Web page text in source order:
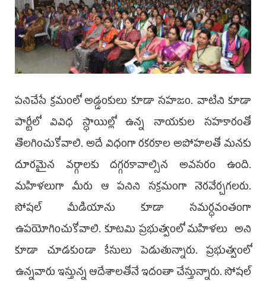
పనిచేసే క్రమంలో అడ్డంకులు కూడా సహజం. వాటిని కూడా
పార్టీలో వివిధ స్ధాయిల్లో ఉన్న నాయకుల సహకారంతో
తొలగించుకోవాలి. అదే విధంగా రకరకాల అపోహలతో మనకు
దూరమైన వర్గాలకు దగ్గరకావాల్సిన అవసరం ఉంది.
మహిళలుగా మీరు ఆ పనిని సక్రమంగా నెరవేర్చగలరు.
సోషల్ మీడియాను కూడా సమర్ధవంతంగా
ఉపయోగించుకోవాలి. కూటమి ప్రభుత్వంలో మహిళలు అని
కూడా చూడకుండా కేసులు పెడుతున్నారు. ప్రభుత్వంలో
ఉన్నవారు ఇస్తున్న ఆదేశాలతోనే ఇదంతా చేస్తున్నారు. సోషల్